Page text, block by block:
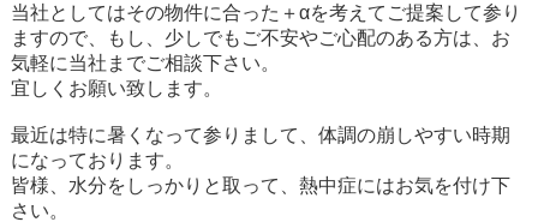
当社としてはその物件に合った＋αを考えてご提案して参り
ますので、もし、少しでもご不安やご心配のある方は、お
気軽に当社までご相談下さい。
宜しくお願い致します。
最近は特に暑くなって参りまして、体調の崩しやすい時期
になっております。
皆様、水分をしっかりと取って、熱中症にはお気を付け下
さい。